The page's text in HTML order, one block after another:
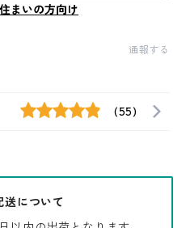
まいの方向け
通報する
(55)
送について